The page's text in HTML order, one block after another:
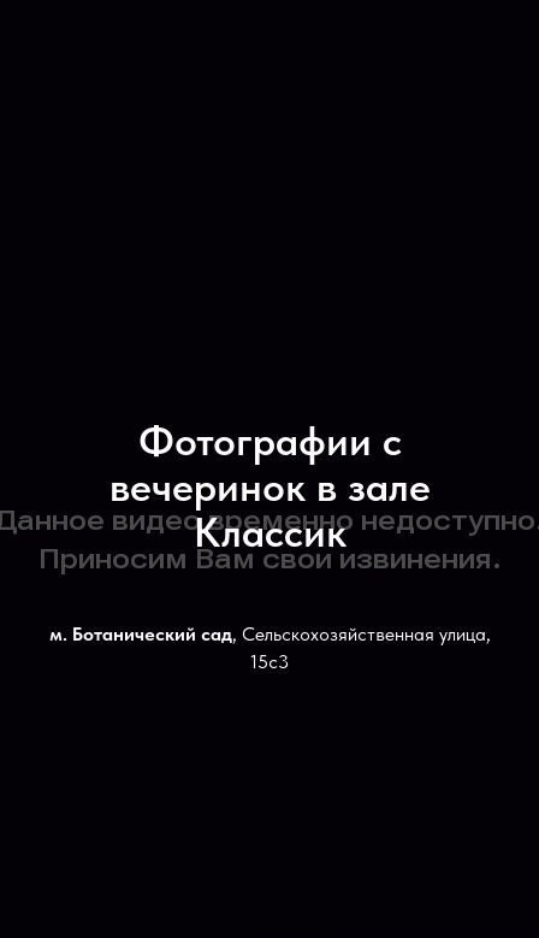
Фотографии с
вечеринок в зале
Классик
м. Ботанический сад, Сельскохозяйственная улица,
15с3